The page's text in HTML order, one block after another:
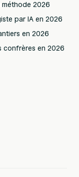
2026
par IA en 2026
en 2026
confrères en 2026